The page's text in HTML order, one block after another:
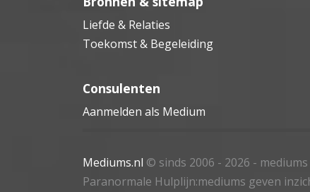
Liefde & Relaties
Toekomst & Begeleiding
Consulenten
Aanmelden als Medium
Mediums.nl © sinds 2006 - 2026 -
Paranormale Hulplijn:mediums geven